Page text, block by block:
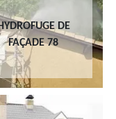
DE
FAÇADE 78